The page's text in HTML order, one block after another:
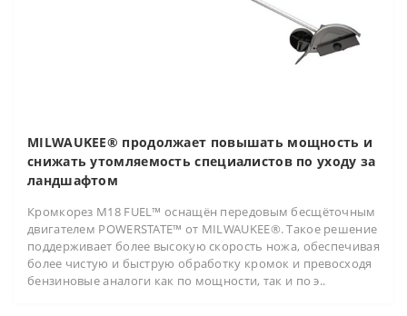
MILWAUKEE® продолжает повышать мощность и
снижать утомляемость специалистов по уходу за
ландшафтом
Кромкорез M18 FUEL™ оснащён передовым бесщёточным
двигателем POWERSTATE™ от MILWAUKEE®. Такое решение
поддерживает более высокую скорость ножа, обеспечивая
более чистую и быструю обработку кромок и превосходя
бензиновые аналоги как по мощности, так и по э..